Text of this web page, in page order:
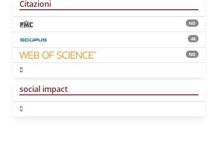
Citazioni
ND
48
ND
social impact